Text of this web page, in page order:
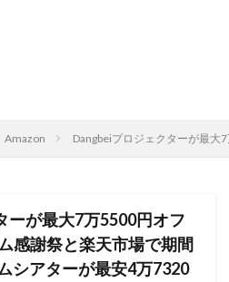
Amazon Dangbeiプロジェクターが最
ーが最大7万5500円オフ
感謝祭と楽天市場で期間
シアターが最安4万7320